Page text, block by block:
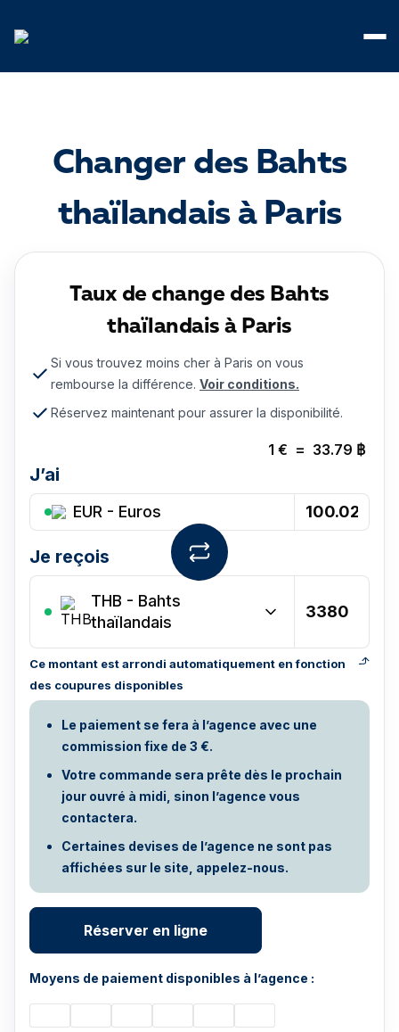
Changer des Bahts
thaïlandais à Paris
Taux de change des Bahts
thaïlandais à Paris
Si vous trouvez moins cher à Paris on vous
rembourse la différence. Voir conditions.
Réservez maintenant pour assurer la disponibilité.
1 € = 33.79 ฿
J’ai
EUR - Euros
Je reçois
THB - Bahts
thaïlandais
Ce montant est arrondi automatiquement en fonction
des coupures disponibles
Le paiement se fera à l’agence avec une
commission fixe de 3 €.
Votre commande sera prête dès le prochain
jour ouvré à midi, sinon l’agence vous
contactera.
Certaines devises de l’agence ne sont pas
affichées sur le site, appelez-nous.
Réserver en ligne
Moyens de paiement disponibles à l’agence :